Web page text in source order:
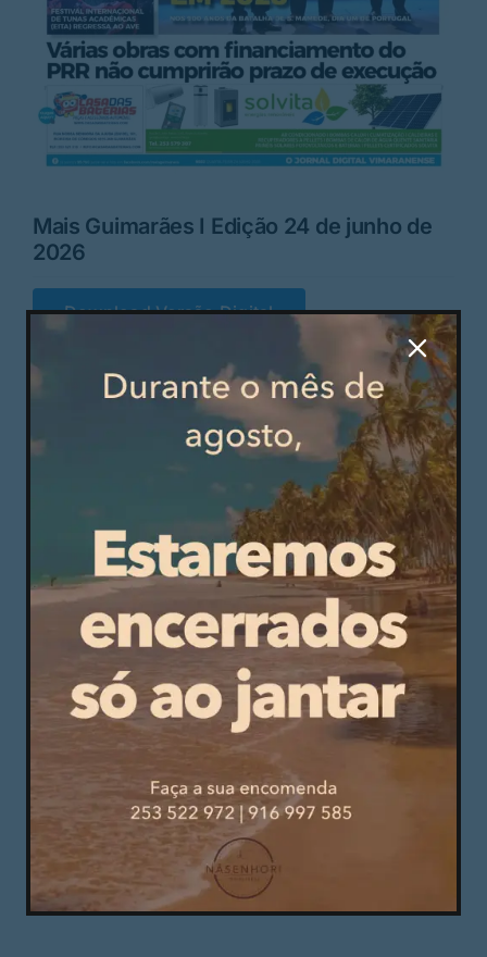
Rubricas
Jornal
Revista
For:
Mais Guimarães I Edição 24 de junho de
2026
Download Versão Digital
Rigor, independência e pluralidade
Em Guimarães
Opinião
Região